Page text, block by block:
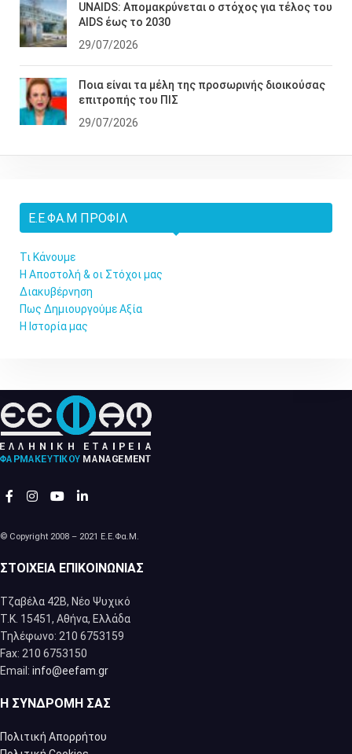
UNAIDS: Απομακρύνεται ο στόχος για τέλος του
AIDS έως το 2030
29/07/2026
Ποια είναι τα μέλη της προσωρινής διοικούσας
επιτροπής του ΠΙΣ
29/07/2026
Ε.Ε.ΦΑ.Μ ΠΡΟΦΊΛ
Τι Κάνουμε
Η Αποστολή & οι Στόχοι μας
Διακυβέρνηση
Πως Δημιουργούμε Αξία
Η Ιστορία μας
© Copyright 2008 – 2021 Ε.Ε.Φα.Μ.
ΣΤΟΙΧΕΊΑ ΕΠΙΚΟΙΝΩΝΊΑΣ
Τζαβέλα 42Β, Νέο Ψυχικό
Τ.Κ. 15451, Αθήνα, Eλλάδα
Τηλέφωνο: 210 6753159
Fax: 210 6753150
Email: info@eefam.gr
Η ΣΥΝΔΡΟΜΉ ΣΑΣ
Πολιτική Απορρήτου